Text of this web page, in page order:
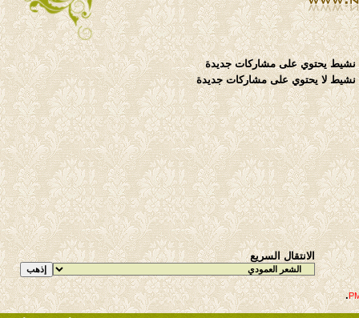
يحتوي على مشاركات جديدة
لا يحتوي على مشاركات جديدة
الانتقال السريع
.